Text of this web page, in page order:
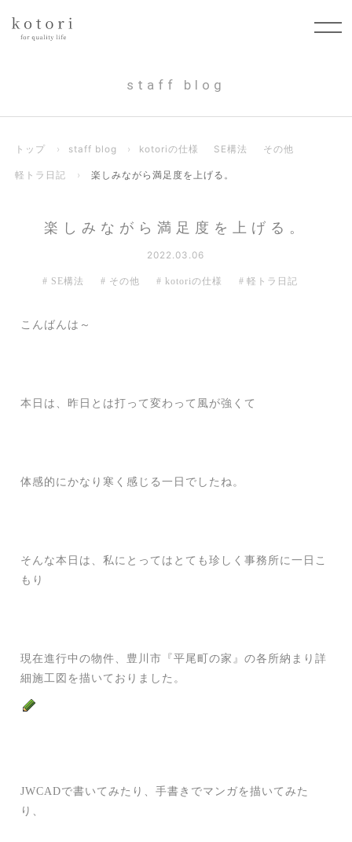
staff blog
トップ › staff blog › kotoriの仕様 SE構法 その他
軽トラ日記 › 楽しみながら満足度を上げる。
楽しみながら満足度を上げる。
2022.03.06
SE構法 その他 kotoriの仕様 軽トラ日記
こんばんは～
本日は、昨日とは打って変わって風が強くて
体感的にかなり寒く感じる一日でしたね。
そんな本日は、私にとってはとても珍しく事務所に一日こ
もり
現在進行中の物件、豊川市『平尾町の家』の各所納まり詳
細施工図を描いておりました。
JWCADで書いてみたり、手書きでマンガを描いてみた
り、